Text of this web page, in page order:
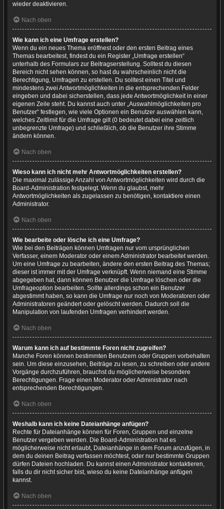
wieder deaktivieren.
Nach oben
Wie kann ich eine Umfrage erstellen?
Wenn du ein neues Thema eröffnest oder den ersten Beitrag eines
Themas bearbeitest, findest du ein Register „Umfrage erstellen“
unterhalb des Formulars zur Beitragserstellung. Solltest du diesen
Bereich nicht sehen können, so hast du wahrscheinlich nicht die
Berechtigung, Umfragen zu erstellen. Du solltest einen Titel und
mindestens zwei Antwortmöglichkeiten in die entsprechenden Felder
eingeben und dabei sicherstellen, dass jede Antwortmöglichkeit in einer
eigenen Zeile steht. Du kannst auch unter „Auswahlmöglichkeiten pro
Benutzer“ festlegen, wie viele Optionen ein Benutzer auswählen kann,
welches Zeitlimit für die Umfrage gilt (0 bedeutet dabei eine zeitlich
unbegrenzte Umfrage) und schließlich, ob die Benutzer ihre Stimme
ändern können.
Nach oben
Wieso kann ich nicht mehr Antwortmöglichkeiten erstellen?
Die maximal zulässige Anzahl von Antwortmöglichkeiten wird durch die
Board-Administration festgelegt. Wenn du glaubst, mehr
Antwortmöglichkeiten als zugelassen zu benötigen, kontaktiere einen
Administrator.
Nach oben
Wie bearbeite oder lösche ich eine Umfrage?
Wie bei den Beiträgen können Umfragen nur vom ursprünglichen
Verfasser, einem Moderator oder einem Administrator bearbeitet werden.
Um eine Umfrage zu bearbeiten, ändere den ersten Beitrag des Themas;
dieser ist immer mit der Umfrage verknüpft. Wenn niemand eine Stimme
abgegeben hat, dann können Benutzer die Umfrage löschen oder die
Umfrageoption bearbeiten. Sollte allerdings schon ein Benutzer
abgestimmt haben, so kann die Umfrage nur noch von Moderatoren oder
Administratoren geändert oder gelöscht werden. Dadurch soll die
Manipulation von laufenden Umfragen verhindert werden.
Nach oben
Warum kann ich auf bestimmte Foren nicht zugreifen?
Manche Foren können bestimmten Benutzern oder Gruppen vorbehalten
sein. Um diese einzusehen, Beiträge zu lesen, zu schreiben oder andere
Vorgänge durchzuführen, brauchst du möglicherweise besondere
Berechtigungen. Frage einen Moderator oder Administrator nach
entsprechenden Berechtigungen.
Nach oben
Weshalb kann ich keine Dateianhänge anfügen?
Rechte für Dateianhänge können für Foren, Gruppen und einzelne
Benutzer vergeben werden. Die Board-Administration hat es
möglicherweise nicht erlaubt, Dateianhänge in dem Forum anzufügen, in
dem du deinen Beitrag verfassen möchtest, oder nur bestimmte Gruppen
dürfen Dateien hochladen. Du kannst einen Administrator kontaktieren,
falls du dir nicht sicher bist, wieso du keine Dateianhänge anfügen
kannst.
Nach oben